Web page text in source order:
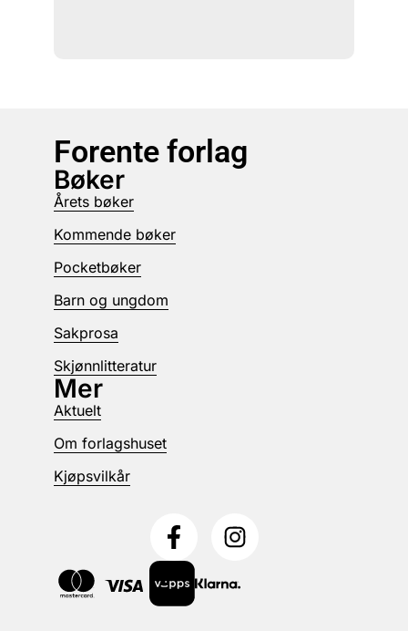
Forente forlag
Bøker
Årets bøker
Kommende bøker
Pocketbøker
Barn og ungdom
Sakprosa
Skjønnlitteratur
Mer
Aktuelt
Om forlagshuset
Kjøpsvilkår